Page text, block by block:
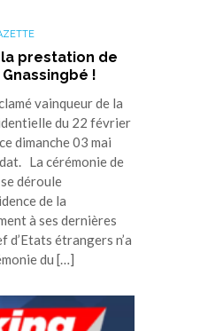
prestation de
!
vainqueur de la
du 22 février
dimanche 03 mai
La cérémonie de
déroule
de la
à ses dernières
d’Etats étrangers n’a
du […]